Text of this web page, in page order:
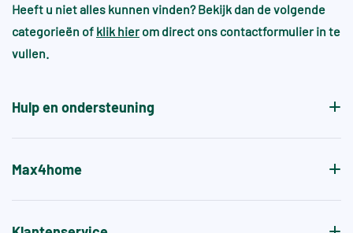
Heeft u niet alles kunnen vinden? Bekijk dan de volgende
categorieën of klik hier om direct ons contactformulier in te
vullen.
Hulp en ondersteuning
Max4home